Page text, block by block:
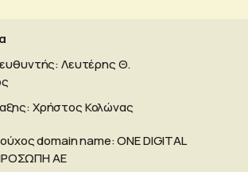
Λευτέρης Θ.
Χρήστος Κολώνας
domain name: ΟΝΕ DIGITAL
ΑΕ